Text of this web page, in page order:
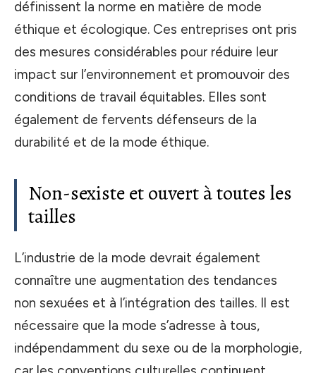
définissent la norme en matière de mode
éthique et écologique. Ces entreprises ont pris
des mesures considérables pour réduire leur
impact sur l’environnement et promouvoir des
conditions de travail équitables. Elles sont
également de fervents défenseurs de la
durabilité et de la mode éthique.
Non-sexiste et ouvert à toutes les
tailles
L’industrie de la mode devrait également
connaître une augmentation des tendances
non sexuées et à l’intégration des tailles. Il est
nécessaire que la mode s’adresse à tous,
indépendamment du sexe ou de la morphologie,